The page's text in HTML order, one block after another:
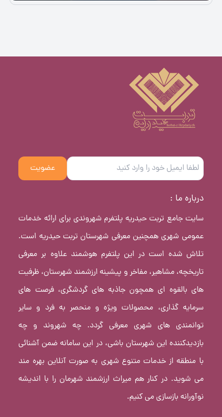
عضویت
درباره ما :
سایت جامع تربت حیدریه پلتفرم شهروندی برای ارائه خدمات
عمومی شهری همچنین معرفی شهرستان تربت حیدریه است.
تلاش شده است در این پلتفرم هوشمند علاوه بر معرفی
تاریخچه، مشاهیر، مفاخر و پیشینه ارزشمند شهرستان، ظرفیت
های بالقوه ای همچون جاذبه های گردشگری، فرصت های
سرمایه گذاری، محصولات ویژه و منحصر به فرد و سایر
توانمندی های شهری معرفی گردد. چه شهروند و چه
بازدیدکننده این شهرستان باشی، در این سامانه ضمن آشنائی
با منطقه از خدمات متنوع شهری به صورت آنلاین بهره مند
می شوید. در کنار هم میراث ارزشمند شهرمان را با اندیشه
نوآورانه بازسازی می کنیم.